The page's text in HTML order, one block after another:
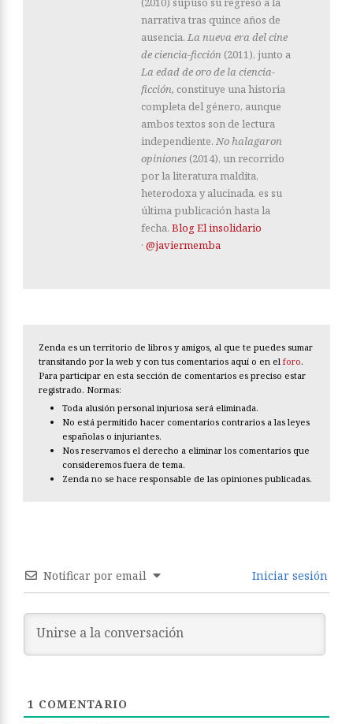
narrativa tras quince años de
ausencia. La nueva era del cine
de ciencia-ficción (2011), junto a
La edad de oro de la ciencia-
ficción, constituye una historia
completa del género, aunque
ambos textos son de lectura
independiente. No halagaron
opiniones (2014), un recorrido
por la literatura maldita,
heterodoxa y alucinada, es su
última publicación hasta la
fecha. Blog El insolidario
· @javiermemba
Zenda es un territorio de libros y amigos, al que te puedes sumar
transitando por la web y con tus comentarios aquí o en el foro.
Para participar en esta sección de comentarios es preciso estar
registrado. Normas:
Toda alusión personal injuriosa será eliminada.
No está permitido hacer comentarios contrarios a las leyes
españolas o injuriantes.
Nos reservamos el derecho a eliminar los comentarios que
consideremos fuera de tema.
Zenda no se hace responsable de las opiniones publicadas.
Notificar por email Iniciar sesión
1 COMENTARIO